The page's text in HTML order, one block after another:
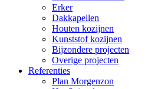
Erker
Dakkapellen
Houten kozijnen
Kunststof kozijnen
Bijzondere projecten
Overige projecten
Referenties
Plan Morgenzon